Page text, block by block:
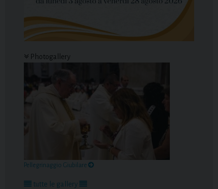
Photogallery
Pellegrinaggio Giubilare
tutte le gallery